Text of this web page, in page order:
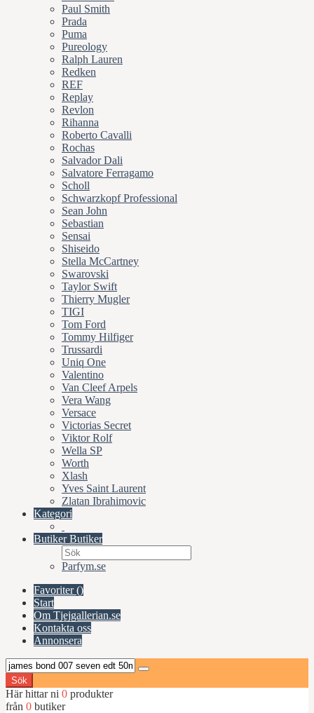
Paul Smith
Prada
Puma
Pureology
Ralph Lauren
Redken
REF
Replay
Revlon
Rihanna
Roberto Cavalli
Rochas
Salvador Dali
Salvatore Ferragamo
Scholl
Schwarzkopf Professional
Sean John
Sebastian
Sensai
Shiseido
Stella McCartney
Swarovski
Taylor Swift
Thierry Mugler
TIGI
Tom Ford
Tommy Hilfiger
Trussardi
Uniq One
Valentino
Van Cleef Arpels
Vera Wang
Versace
Victorias Secret
Viktor Rolf
Wella SP
Worth
Xlash
Yves Saint Laurent
Zlatan Ibrahimovic
Kategori
ButikerButiker
Parfym.se
Favoriter ()
Start
Om Tjejgallerian.se
Kontakta oss
Annonsera
Sök
Här hittar ni 0 produkter
från 0 butiker